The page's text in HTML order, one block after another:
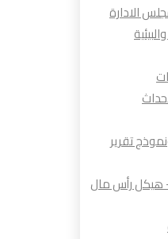
الادارة
تقرير
رأس مال